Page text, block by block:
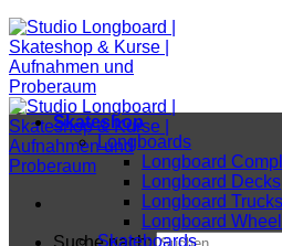
Suche nach:
Skateshop
Longboards
Longboard
Longboard Decks
Longboard Trucks
Longboard
Skateboards